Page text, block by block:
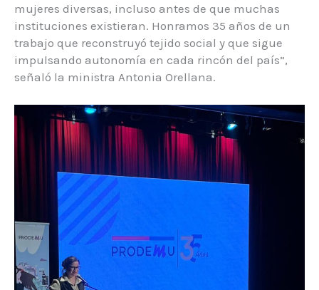
mujeres diversas, incluso antes de que muchas
instituciones existieran. Honramos 35 años de un
trabajo que reconstruyó tejido social y que sigue
impulsando autonomía en cada rincón del país”,
señaló la ministra Antonia Orellana.